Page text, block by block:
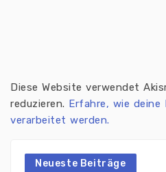
Diese Website verwendet
reduzieren. Erfahre, wie deine
verarbeitet werden.
Neueste Beiträge